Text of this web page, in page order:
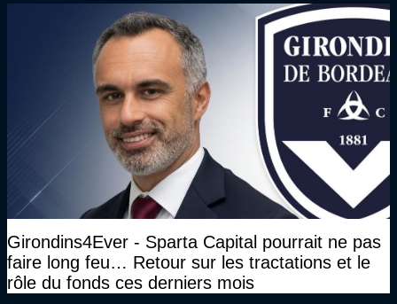
Girondins4Ever - Sparta Capital pourrait ne pas
faire long feu… Retour sur les tractations et le
rôle du fonds ces derniers mois